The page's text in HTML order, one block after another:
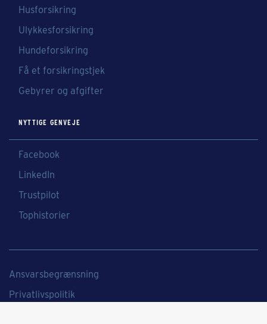
Husforsikring
Ulykkesforsikring
Hundeforsikring
Få et forsikringstjek
Gebyrer og afgifter
NYTTIGE GENVEJE
Facebook
LinkedIn
Trustpilot
Tophistorier
Ansvarsbegrænsning
Privatlivspolitik